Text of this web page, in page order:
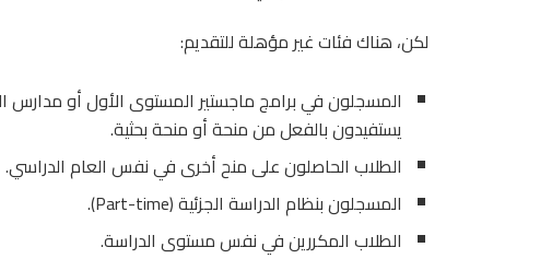
لكن، هناك فئات غير مؤهلة للتقديم:
المسجلون في برامج ماجستير المستوى الأول أو مدارس
يستفيدون بالفعل من منحة أو منحة بحثية.
الطلاب الحاصلون على منح أخرى في نفس العام الدراسي.
المسجلون بنظام الدراسة الجزئية (Part-time).
الطلاب المكررين في نفس مستوى الدراسة.